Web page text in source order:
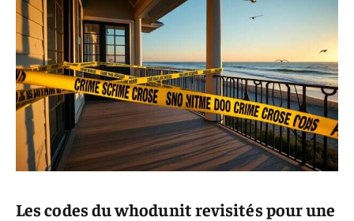
Les codes du whodunit revisités pour une